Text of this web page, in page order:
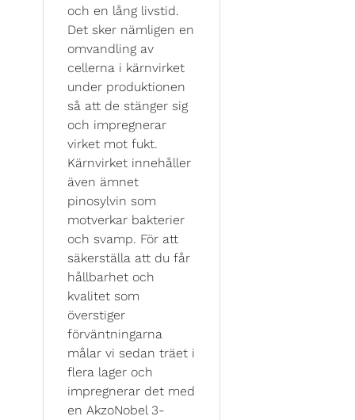
och en lång livstid.
Det sker nämligen en
omvandling av
cellerna i kärnvirket
under produktionen
så att de stänger sig
och impregnerar
virket mot fukt.
Kärnvirket innehåller
även ämnet
pinosylvin som
motverkar bakterier
och svamp. För att
säkerställa att du får
hållbarhet och
kvalitet som
överstiger
förväntningarna
målar vi sedan träet i
flera lager och
impregnerar det med
en AkzoNobel 3-